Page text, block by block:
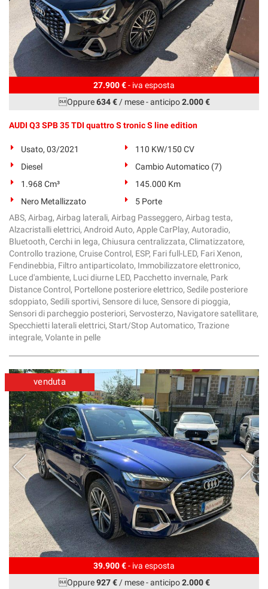
27.900 €- iva esposta
Oppure634 €/ mese-anticipo2.000 €
AUDI Q3 SPB 35 TDI quattro S tronic S line edition
Usato, 03/2021
110 KW/150 CV
Diesel
Cambio Automatico (7)
1.968 Cm³
145.000 Km
Nero Metallizzato
5 Porte
ABS, Airbag, Airbag laterali, Airbag Passeggero, Airbag testa,
Alzacristalli elettrici, Android Auto, Apple CarPlay, Autoradio,
Bluetooth, Cerchi in lega, Chiusura centralizzata, Climatizzatore,
Controllo trazione, Cruise Control, ESP, Fari full-LED, Fari Xenon,
Fendinebbia, Filtro antiparticolato, Immobilizzatore elettronico,
Luce d'ambiente, Luci diurne LED, Pacchetto invernale, Park
Distance Control, Portellone posteriore elettrico, Sedile posteriore
sdoppiato, Sedili sportivi, Sensore di luce, Sensore di pioggia,
Sensori di parcheggio posteriori, Servosterzo, Navigatore satellitare,
Specchietti laterali elettrici, Start/Stop Automatico, Trazione
integrale, Volante in pelle
39.900 €- iva esposta
Oppure927 €/ mese-anticipo2.000 €
venduta